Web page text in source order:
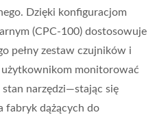
Dzięki konfiguracjom
(CPC-100) dostosowuje
pełny zestaw czujników i
monitorować
stan narzędzi—stając się
fabryk dążących do